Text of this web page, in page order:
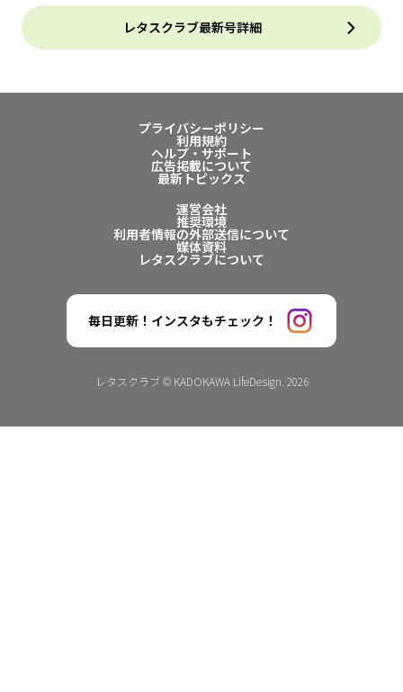
レタスクラブ最新号詳細
プライバシーポリシー
利用規約
ヘルプ・サポート
広告掲載について
最新トピックス
運営会社
推奨環境
利用者情報の外部送信について
媒体資料
レタスクラブについて
毎日更新！インスタもチェック！
レタスクラブ © KADOKAWA LifeDesign. 2026